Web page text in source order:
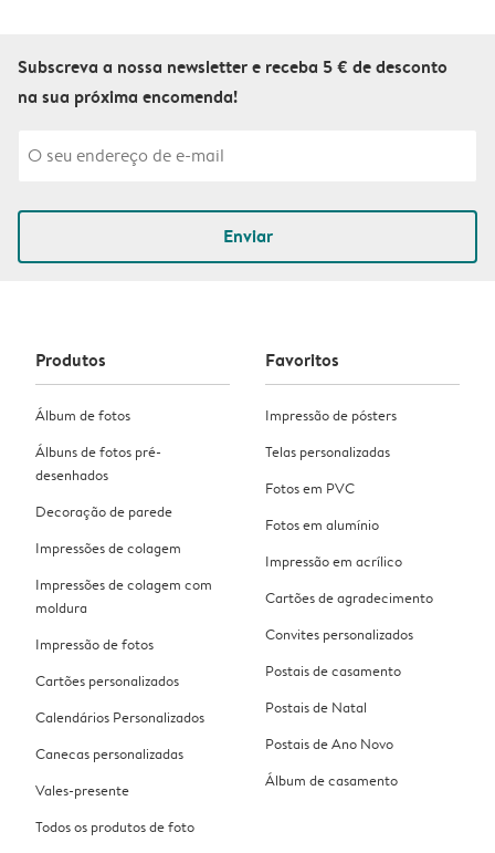
Subscreva a nossa newsletter e receba 5 € de desconto
na sua próxima encomenda!
Enviar
Produtos
Álbum de fotos
Álbuns de fotos pré-
desenhados
Decoração de parede
Impressões de colagem
Impressões de colagem com
moldura
Impressão de fotos
Cartões personalizados
Calendários Personalizados
Canecas personalizadas
Vales-presente
Todos os produtos de foto
Favoritos
Impressão de pósters
Telas personalizadas
Fotos em PVC
Fotos em alumínio
Impressão em acrílico
Cartões de agradecimento
Convites personalizados
Postais de casamento
Postais de Natal
Postais de Ano Novo
Álbum de casamento